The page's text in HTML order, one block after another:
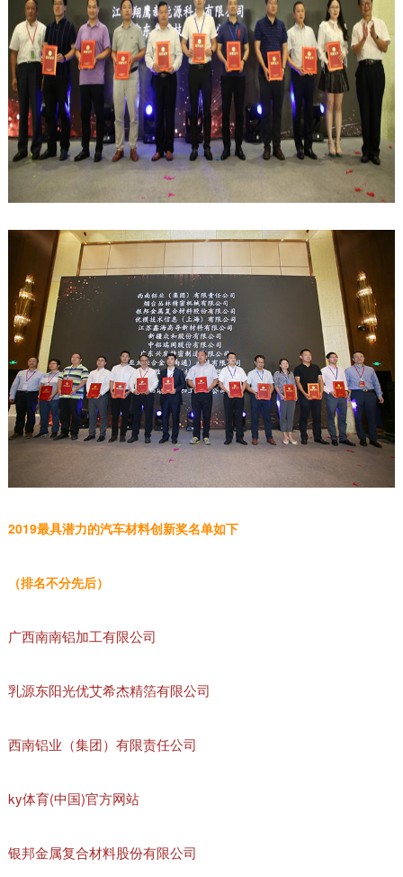
2019最具潜力的汽车材料创新奖名单如下
（排名不分先后）
广西南南铝加工有限公司
乳源东阳光优艾希杰精箔有限公司
西南铝业（集团）有限责任公司
ky体育(中国)官方网站
银邦金属复合材料股份有限公司